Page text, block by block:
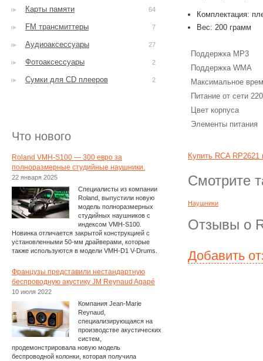
Комплектация:
Вес: 200 грамм
Поддержка MP3
Поддержка WMA
Максимальное
Питание от сети
Цвет корпуса
Элементы питания
Купить RCA
Смотрите
Наушники
Отзывы о
Добавить
Карты памяти 64
FM трансмиттеры 7
Аудиоаксессуары 27
Фотоаксессуары 2
Сумки для CD плееров 2
Что нового
Roland VMH-S100 — 300 евро за
полноразмерные студийные наушники.
22 января 2025
Специалисты из компании
Roland, выпустили новую
модель полноразмерных
студийных наушников с
индексом VMH-S100.
Новинка отличается закрытой конструкцией с
установленными 50-мм драйверами, которые
также используются в модели VMH-D1 V-Drums.
Французы представили нестандартную
беспроводную акустику JM Reynaud Agapé
10 июля 2022
Компания Jean-Marie
Reynaud,
специализирующаяся на
производстве акустических
систем,
продемонстрировала новую модель
беспроводной колонки, которая получила